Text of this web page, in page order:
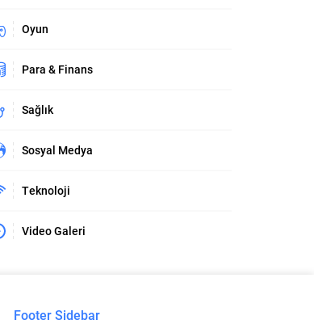
Oyun
Para & Finans
Sağlık
Sosyal Medya
Teknoloji
Video Galeri
Footer Sidebar